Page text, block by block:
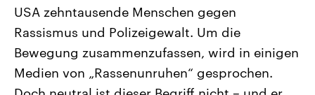
Landtagswahl Sachsen-Anhalt
2026
Alle Informationen
Sachsen-Anhalt wählt am 6.
September 2026 einen neuen
Landtag. Seit 2021 wird das
Bundesland von einer Koalition aus
USA
Aktuelle Beiträge,
Hintergründe
Wirtschaftlich und
gehören die Vereinigten
den mächtigsten Ländern
mit großem Einfluss auf
USA zehntausende Menschen gegen
Rassismus und Polizeigewalt. Um die
Bewegung zusammenzufassen, wird in einigen
Medien von „Rassenunruhen“ gesprochen.